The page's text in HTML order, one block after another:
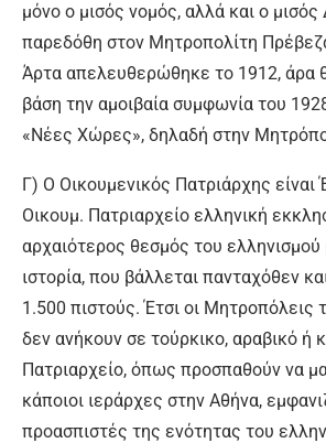
μόνο ο μισός νομός, αλλά και ο
παρεδόθη στον Μητροπολίτη
Άρτα απελευθερώθηκε το 1912, άρα
βάση την αμοιβαία συμφωνία του
«Νέες Χώρες», δηλαδή στην
Γ) Ο Οικουμενικός Πατριάρχης είναι
Οικουμ. Πατριαρχείο ελληνική
αρχαιότερος θεσμός του ελληνισμού
ιστορία, που βάλλεται πανταχόθεν
1.500 πιστούς. Έτσι οι Μητροπόλεις
δεν ανήκουν σε τούρκικο, αραβικό ή
Πατριαρχείο, όπως προσπαθούν να
κάποιοι ιεράρχες στην Αθήνα,
προασπιστές της ενότητας του